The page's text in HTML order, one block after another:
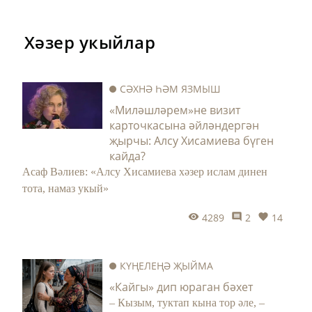
Хәзер укыйлар
СӘХНӘ ҺӘМ ЯЗМЫШ
«Миләшләрем»не визит
карточкасына әйләндергән
җырчы: Алсу Хисамиева бүген
кайда?
Асаф Вәлиев: «Алсу Хисамиева хәзер ислам динен
тота, намаз укый»
4289 2 14
КҮҢЕЛЕҢӘ ҖЫЙМА
«Кайгы» дип юраган бәхет
– Кызым, туктап кына тор әле, –